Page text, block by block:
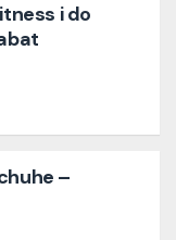
i do
–